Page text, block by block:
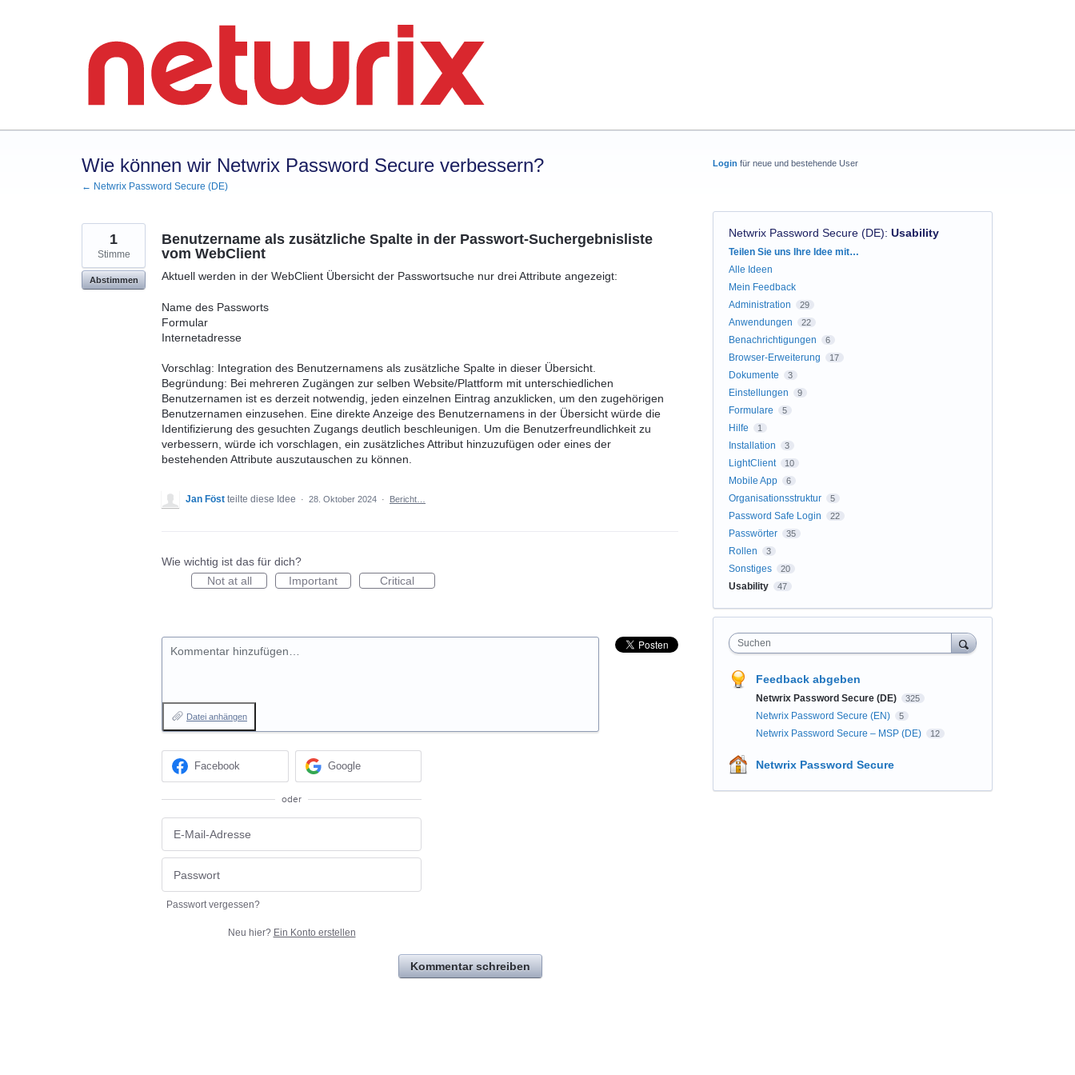
Wie können wir Netwrix Password Secure verbessern?
← Netwrix Password Secure (DE)
Benutzername als zusätzliche Spalte in der Passwort-Suchergebnisliste
vom WebClient
Aktuell werden in der WebClient Übersicht der Passwortsuche nur drei Attribute angezeigt:
Name des Passworts
Formular
Internetadresse
Vorschlag: Integration des Benutzernamens als zusätzliche Spalte in dieser Übersicht.
Begründung: Bei mehreren Zugängen zur selben Website/Plattform mit unterschiedlichen
Benutzernamen ist es derzeit notwendig, jeden einzelnen Eintrag anzuklicken, um den zugehörigen
Benutzernamen einzusehen. Eine direkte Anzeige des Benutzernamens in der Übersicht würde die
Identifizierung des gesuchten Zugangs deutlich beschleunigen. Um die Benutzerfreundlichkeit zu
verbessern, würde ich vorschlagen, ein zusätzliches Attribut hinzuzufügen oder eines der
bestehenden Attribute auszutauschen zu können.
1
Stimme
Abstimmen
Jan Föst teilte diese Idee · 28. Oktober 2024 · Bericht…
Wie wichtig ist das für dich?
Not at all
Important Critical
Kommentar hinzufügen…
Datei anhängen
Facebook Google
oder
Passwort vergessen?
Neu hier? Ein Konto erstellen
Kommentar schreiben
Login für neue und bestehende User
Netwrix Password Secure (DE): Usability
Kategorien
Teilen Sie uns Ihre Idee mit…
Alle Ideen
Mein Feedback
Administration
29
Anwendungen 22
Benachrichtigungen 6
Browser-Erweiterung 17
Dokumente 3
Einstellungen 9
Formulare 5
Hilfe 1
Installation 3
LightClient 10
Mobile App 6
Organisationsstruktur 5
Password Safe Login 22
Passwörter 35
Rollen 3
Sonstiges 20
Usability 47
Suchen
Feedback abgeben
Netwrix Password Secure (DE) 325
Netwrix Password Secure (EN) 5
Netwrix Password Secure – MSP (DE) 12
Netwrix Password Secure